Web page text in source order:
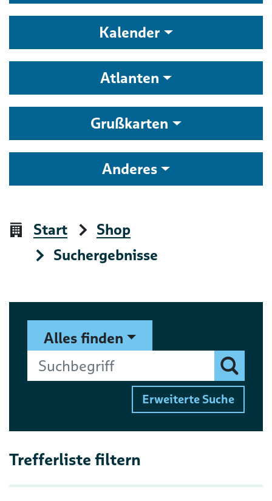
Kalender
Atlanten
Grußkarten
Anderes
Start
Shop
Suchergebnisse
Suchformular
Alles finden
Suchbegriff
Finden
Erweiterte Suche
Trefferliste filtern